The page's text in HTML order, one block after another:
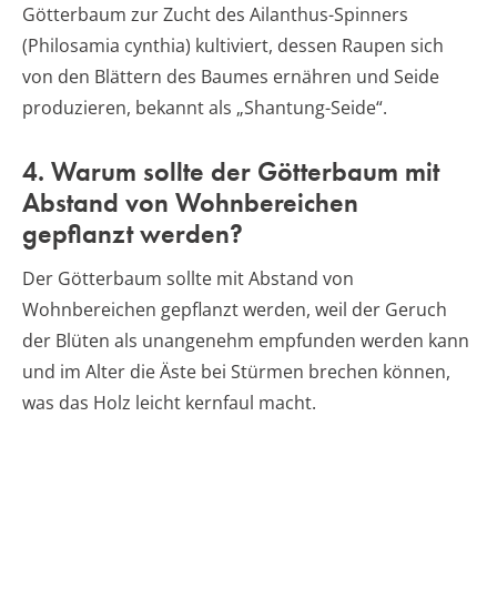
Götterbaum zur Zucht des Ailanthus-Spinners
(Philosamia cynthia) kultiviert, dessen Raupen sich
von den Blättern des Baumes ernähren und Seide
produzieren, bekannt als „Shantung-Seide“.
4. Warum sollte der Götterbaum mit
Abstand von Wohnbereichen
gepflanzt werden?
Der Götterbaum sollte mit Abstand von
Wohnbereichen gepflanzt werden, weil der Geruch
der Blüten als unangenehm empfunden werden kann
und im Alter die Äste bei Stürmen brechen können,
was das Holz leicht kernfaul macht.